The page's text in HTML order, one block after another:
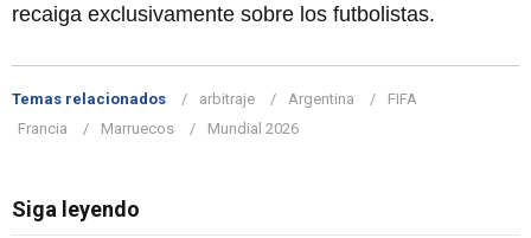
recaiga exclusivamente sobre los futbolistas.
Temas relacionados arbitraje Argentina
FIFA
Francia
Marruecos Mundial 2026
Siga leyendo